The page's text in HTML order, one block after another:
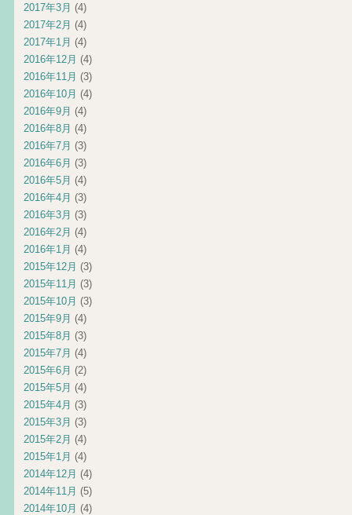
2017年3月 (4)
2017年2月 (4)
2017年1月 (4)
2016年12月 (4)
2016年11月 (3)
2016年10月 (4)
2016年9月 (4)
2016年8月 (4)
2016年7月 (3)
2016年6月 (3)
2016年5月 (4)
2016年4月 (3)
2016年3月 (3)
2016年2月 (4)
2016年1月 (4)
2015年12月 (3)
2015年11月 (3)
2015年10月 (3)
2015年9月 (4)
2015年8月 (3)
2015年7月 (4)
2015年6月 (2)
2015年5月 (4)
2015年4月 (3)
2015年3月 (3)
2015年2月 (4)
2015年1月 (4)
2014年12月 (4)
2014年11月 (5)
2014年10月 (4)